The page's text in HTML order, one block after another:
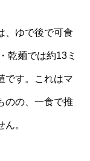
、ゆで後で可食
乾麺では約13ミ
です。これはマ
のの、一食で推
。